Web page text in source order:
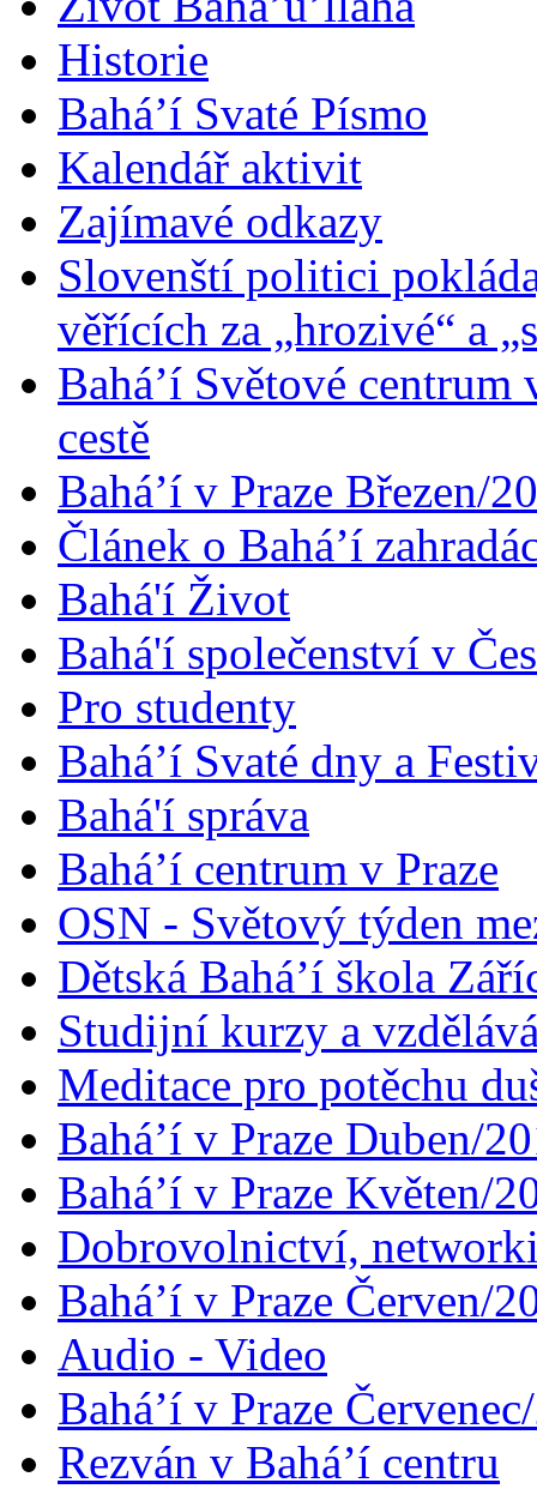
Historie
Bahá’í Svaté Písmo
Kalendář aktivit
Zajímavé odkazy
Slovenští politici
věřících za „hrozivé“ a
Bahá’í Světové
cestě
Bahá’í v Praze Březen/
Článek o Bahá’í
Bahá'í Život
Bahá'í společenství v
Pro studenty
Bahá’í Svaté dny a
Bahá'í správa
Bahá’í centrum v Praze
OSN - Světový týden
Dětská Bahá’í škola
Studijní kurzy a
Meditace pro potěchu
Bahá’í v Praze Duben/
Bahá’í v Praze Květen/
Dobrovolnictví,
Bahá’í v Praze Červen/
Audio - Video
Bahá’í v Praze
Rezván v Bahá’í centru